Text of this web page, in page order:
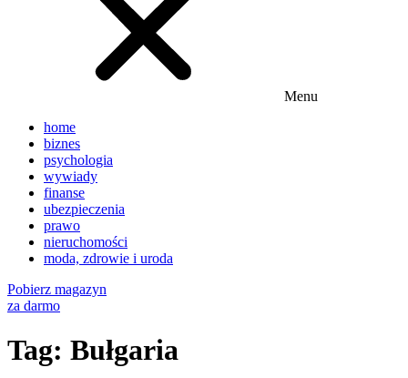
Menu
home
biznes
psychologia
wywiady
finanse
ubezpieczenia
prawo
nieruchomości
moda, zdrowie i uroda
Pobierz magazyn
za darmo
Tag: Bułgaria